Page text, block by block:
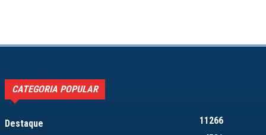
CATEGORIA POPULAR
Destaque
11266